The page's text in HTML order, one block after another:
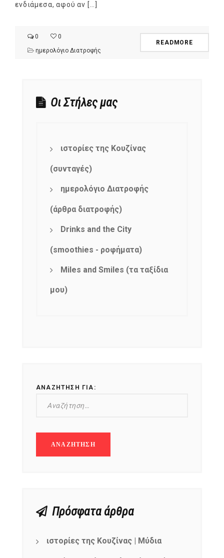
ενδιάμεσα, αφού αν […]
0
0
ημερολόγιο Διατροφής
READMORE
Οι Στήλες μας
ιστορίες της Κουζίνας
(συνταγές)
ημερολόγιο Διατροφής
(άρθρα διατροφής)
Drinks and the City
(smoothies - ροφήματα)
Miles and Smiles (τα ταξίδια
μου)
ΑΝΑΖΉΤΗΣΗ ΓΙΑ:
Πρόσφατα άρθρα
ιστορίες της Κουζίνας | Μύδια